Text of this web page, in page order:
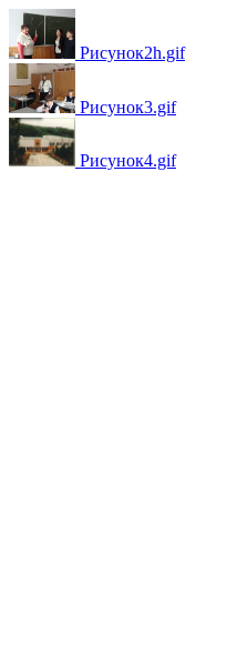
Рисунок2h.gif
Рисунок3.gif
Рисунок4.gif